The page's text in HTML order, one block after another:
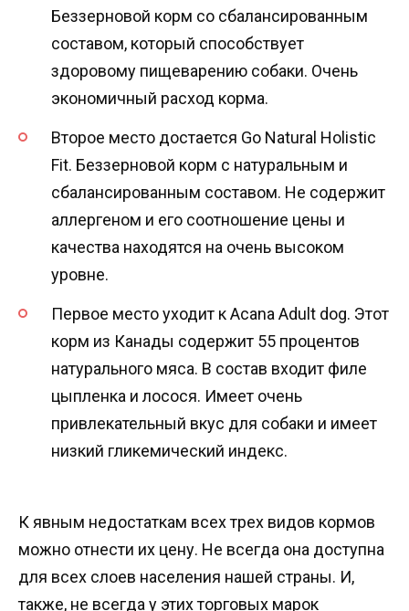
Беззерновой корм со сбалансированным
составом, который способствует
здоровому пищеварению собаки. Очень
экономичный расход корма.
Второе место достается Go Natural Holistic
Fit. Беззерновой корм с натуральным и
сбалансированным составом. Не содержит
аллергеном и его соотношение цены и
качества находятся на очень высоком
уровне.
Первое место уходит к Acana Adult dog. Этот
корм из Канады содержит 55 процентов
натурального мяса. В состав входит филе
цыпленка и лосося. Имеет очень
привлекательный вкус для собаки и имеет
низкий гликемический индекс.
К явным недостаткам всех трех видов кормов
можно отнести их цену. Не всегда она доступна
для всех слоев населения нашей страны. И,
также, не всегда у этих торговых марок